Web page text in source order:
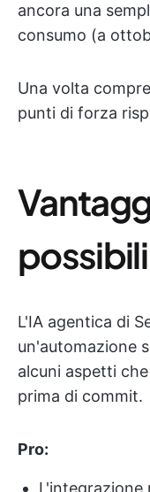
ancora una
consumo (a
Una volta
punti di forza
L'IA agentica di
un'automazione
alcuni aspetti
prima di commit.
Pro:
L'integrazione